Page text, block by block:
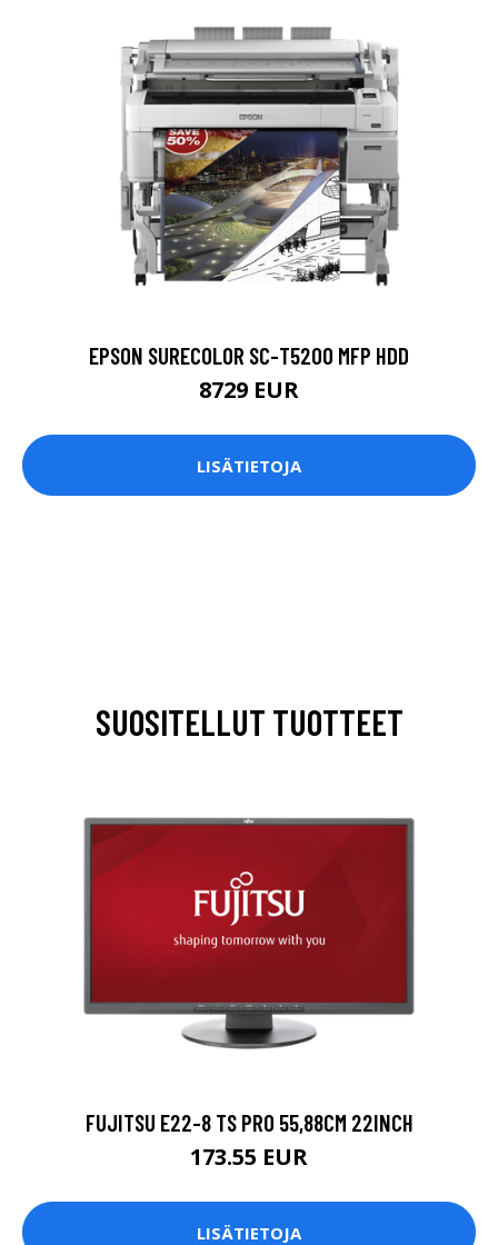
EPSON SURECOLOR SC-T5200 MFP HDD
8729 EUR
LISÄTIETOJA
SUOSITELLUT TUOTTEET
FUJITSU E22-8 TS PRO 55,88CM 22INCH
173.55 EUR
LISÄTIETOJA